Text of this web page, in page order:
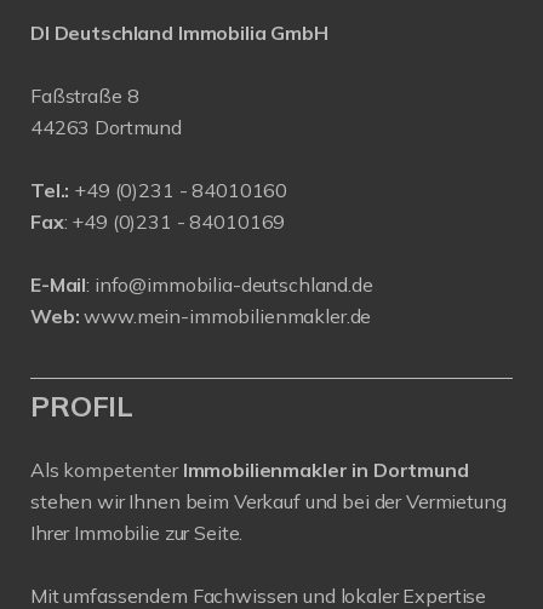
DI Deutschland Immobilia GmbH
Faßstraße 8
44263 Dortmund
Tel.: +49 (0)231 - 84010160
Fax: +49 (0)231 - 84010169
E-Mail: info@immobilia-deutschland.de
Web: www.mein-immobilienmakler.de
PROFIL
Als kompetenter Immobilienmakler in Dortmund
stehen wir Ihnen beim Verkauf und bei der Vermietung
Ihrer Immobilie zur Seite.
Mit umfassendem Fachwissen und lokaler Expertise